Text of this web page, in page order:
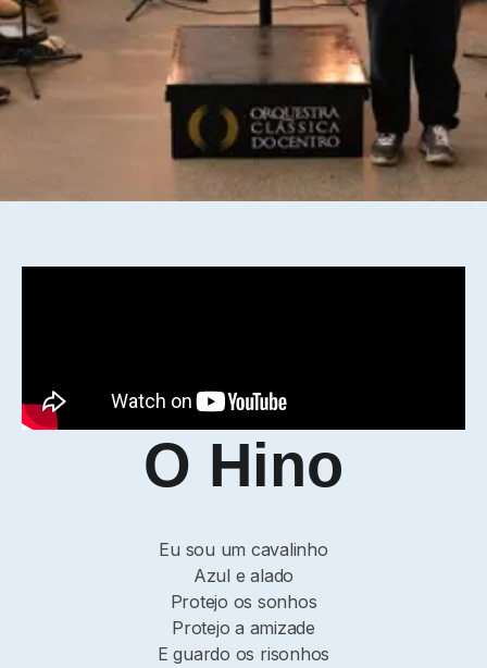
O Hino
Eu sou um cavalinho
Azul e alado
Protejo os sonhos
Protejo a amizade
E guardo os risonhos